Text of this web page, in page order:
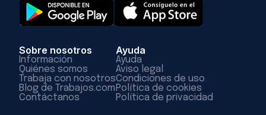
Sobre nosotros
Información
Quiénes somos
Trabaja con nosotros
Blog de Trabajos.com
Contáctanos
Ayuda
Ayuda
Aviso legal
Condiciones de uso
Política de cookies
Política de privacidad